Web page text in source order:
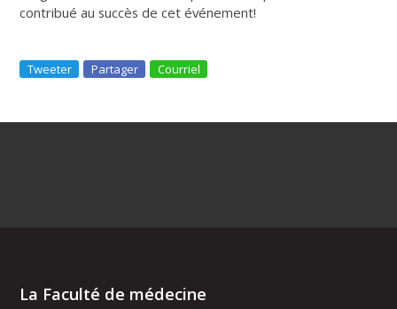
contribué au succès de cet événement!
Tweeter Partager Courriel
La Faculté de médecine